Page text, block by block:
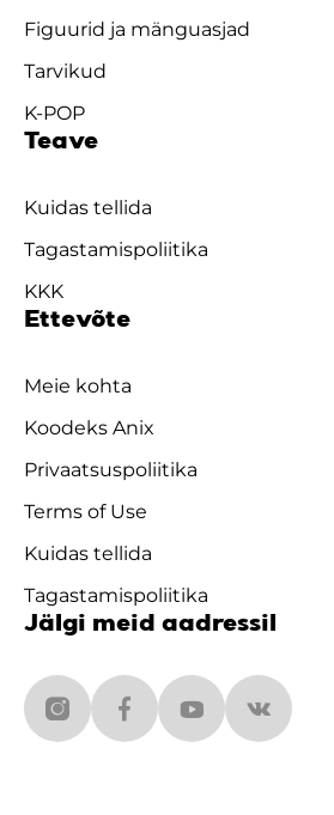
Figuurid ja mänguasjad
Tarvikud
K-POP
Teave
Kuidas tellida
Tagastamispoliitika
KKK
Ettevõte
Meie kohta
Koodeks Anix
Privaatsuspoliitika
Terms of Use
Kuidas tellida
Tagastamispoliitika
Jälgi meid aadressil